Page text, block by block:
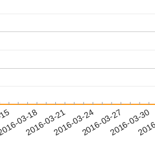
03-18
2016-03-212016-03-242016-03-272016-03-30